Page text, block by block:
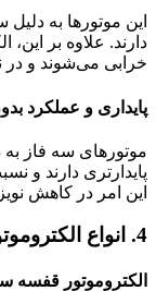
این موتورها به
دارند. علاوه بر این،
خرابی می‌شوند و در
پایداری و عملکرد
موتورهای سه فاز به
پایدارتری دارند و
این امر در کاهش
4. انواع الکتروموتور سه فاز
الکتروموتور قفسه